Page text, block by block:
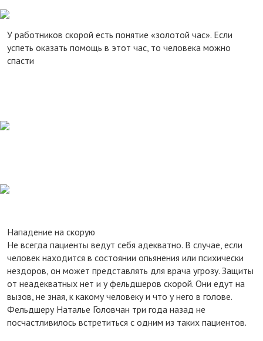
У работников скорой есть понятие «золотой час». Если
успеть оказать помощь в этот час, то человека можно
спасти
Нападение на скорую
Не всегда пациенты ведут себя адекватно. В случае, если
человек находится в состоянии опьянения или психически
нездоров, он может представлять для врача угрозу. Защиты
от неадекватных нет и у фельдшеров скорой. Они едут на
вызов, не зная, к какому человеку и что у него в голове.
Фельдшеру Наталье Головчан три года назад не
посчастливилось встретиться с одним из таких пациентов.